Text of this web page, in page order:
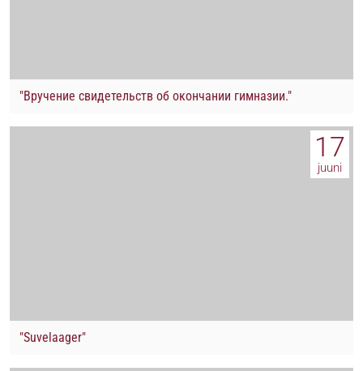
"Вручение свидетельств об окончании гимназии."
17
juuni
"Suvelaager"